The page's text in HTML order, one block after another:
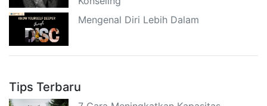
Mengenal Diri Lebih Dalam
Tips Terbaru